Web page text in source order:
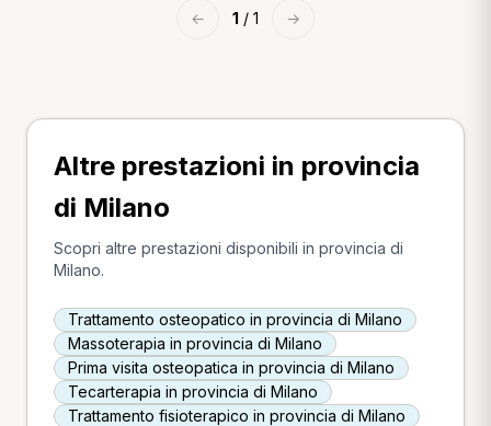
← 1 / 1 →
Altre prestazioni in provincia
di Milano
Scopri altre prestazioni disponibili in provincia di
Milano.
Trattamento osteopatico in provincia di Milano
Massoterapia in provincia di Milano
Prima visita osteopatica in provincia di Milano
Tecarterapia in provincia di Milano
Trattamento fisioterapico in provincia di Milano